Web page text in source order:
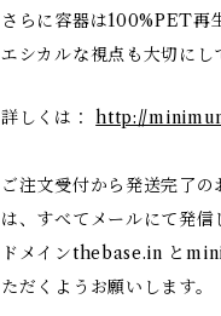
さらに容器は100%PET再
エシカルな視点も大切にし
詳しくは：http://
ご注文受付から発送完了
は、すべてメールにて発信
ドメインthebase.in と
ただくようお願いします。